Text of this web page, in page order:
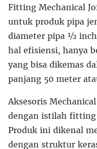
Fitting Mechanical
untuk produk pipa
diameter pipa ½
hal efisiensi, hanya
yang bisa dikemas
panjang 50 meter
Aksesoris
dengan istilah fitting
Produk ini dikenal
dengan struktur